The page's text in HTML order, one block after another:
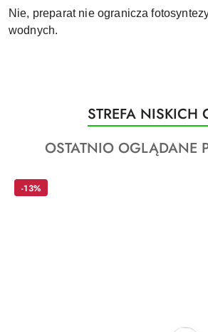
Nie, preparat nie ogranicza
wodnych.
Pomiń karuzelę produktów
Produkty
o
statusie:
STREFA NISKICH
Produkty
statusie:
OSTATNIO OGLĄDANE
-13%